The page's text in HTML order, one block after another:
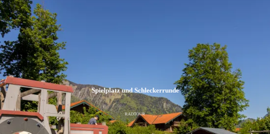
Spielplatz und Schleckerrunde
RADTOUR